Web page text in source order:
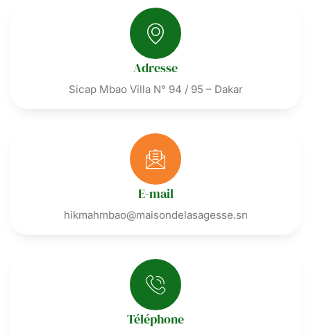
Adresse
Sicap Mbao Villa N° 94 / 95 – Dakar
E-mail
hikmahmbao@maisondelasagesse.sn
Téléphone